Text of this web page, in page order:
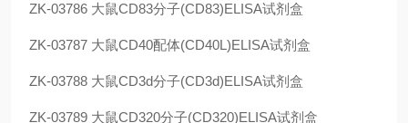
ZK-03786 大鼠CD83分子(CD83)ELISA试剂盒
ZK-03787 大鼠CD40配体(CD40L)ELISA试剂盒
ZK-03788 大鼠CD3d分子(CD3d)ELISA试剂盒
ZK-03789 大鼠CD320分子(CD320)ELISA试剂盒